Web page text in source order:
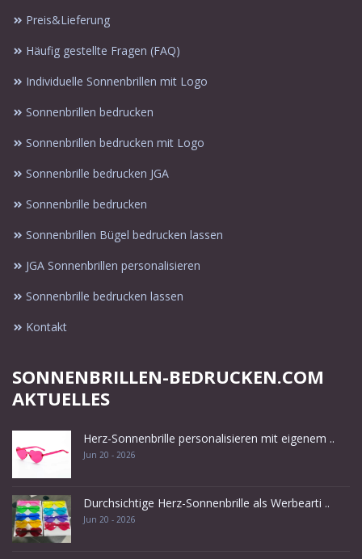
Preis&Lieferung
Häufig gestellte Fragen (FAQ)
Individuelle Sonnenbrillen mit Logo
Sonnenbrillen bedrucken
Sonnenbrillen bedrucken mit Logo
Sonnenbrille bedrucken JGA
Sonnenbrille bedrucken
Sonnenbrillen Bügel bedrucken lassen
JGA Sonnenbrillen personalisieren
Sonnenbrille bedrucken lassen
Kontakt
SONNENBRILLEN-BEDRUCKEN.COM
AKTUELLES
Herz-Sonnenbrille personalisieren mit eigenem ..
Jun 20 - 2026
Durchsichtige Herz-Sonnenbrille als Werbearti ..
Jun 20 - 2026